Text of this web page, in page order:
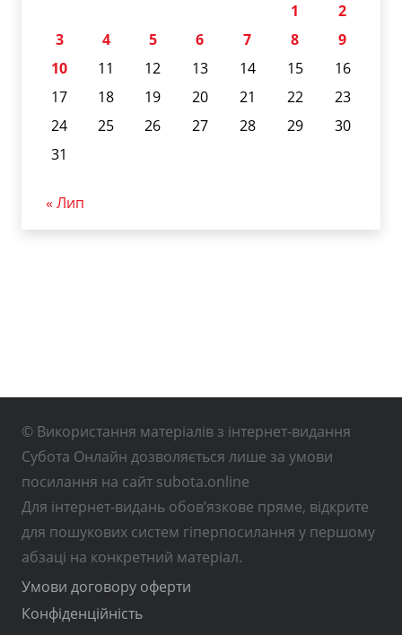
1
2
3
4 5 6 7 8
9
10
11 12 13 14 15
16
17
18 19 20 21 22
23
24
25 26 27 28 29
30
31
« Лип
© Використання матеріалів з інтернет-видання
Субота Онлайн дозволяється лише за умови
посилання на сайт subota.online
Для інтернет-видань обов’язкове пряме, відкрите
для пошукових систем гіперпосилання у першому
абзаці на конкретний матеріал.
Умови договору оферти
Конфіденційність